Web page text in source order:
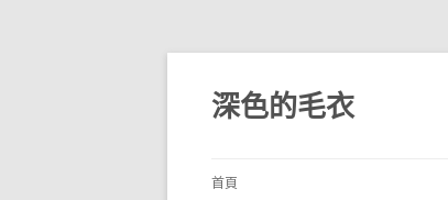
跳
主
要
內
深色的毛衣
首頁